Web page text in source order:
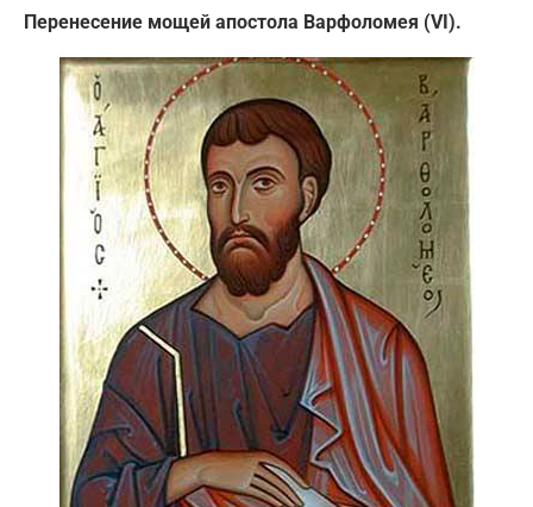
Перенесение мощей апостола Варфоломея (VI).